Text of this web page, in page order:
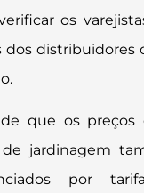
os
dos distribuidores
que os preços
de jardinagem
por